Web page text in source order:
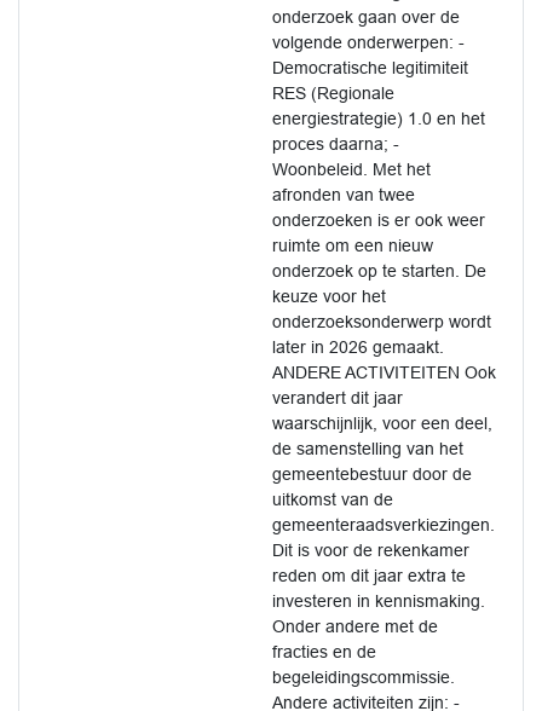
onderzoek gaan over de
volgende onderwerpen: -
Democratische legitimiteit
RES (Regionale
energiestrategie) 1.0 en het
proces daarna; -
Woonbeleid. Met het
afronden van twee
onderzoeken is er ook weer
ruimte om een nieuw
onderzoek op te starten. De
keuze voor het
onderzoeksonderwerp wordt
later in 2026 gemaakt.
ANDERE ACTIVITEITEN Ook
verandert dit jaar
waarschijnlijk, voor een deel,
de samenstelling van het
gemeentebestuur door de
uitkomst van de
gemeenteraadsverkiezingen.
Dit is voor de rekenkamer
reden om dit jaar extra te
investeren in kennismaking.
Onder andere met de
fracties en de
begeleidingscommissie.
Andere activiteiten zijn: -